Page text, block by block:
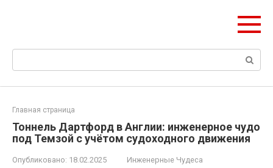
Поиск:
Главная страница
Тоннель Дартфорд в Англии: инженерное чудо
под Темзой с учётом судоходного движения
Опубликовано: 18.02.2025 Инженерные Чудеса